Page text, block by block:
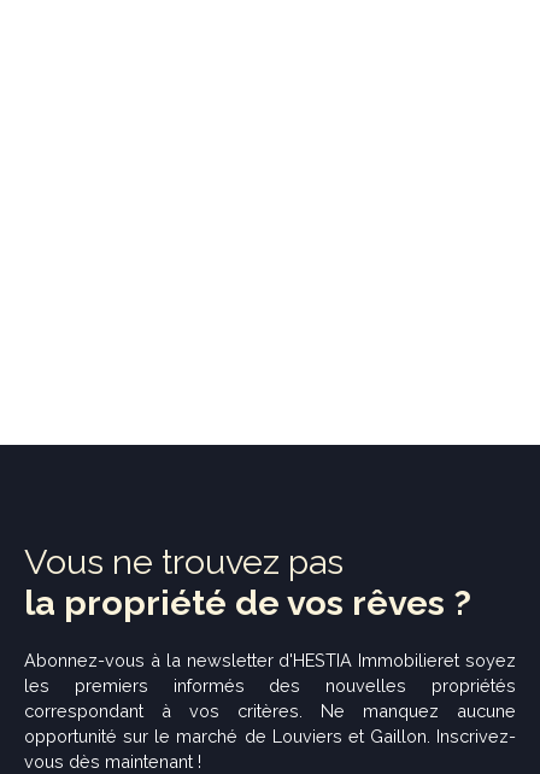
Vous ne trouvez pas
la propriété de vos rêves ?
Abonnez-vous à la newsletter d'HESTIA Immobilieret soyez
les premiers informés des nouvelles propriétés
correspondant à vos critères. Ne manquez aucune
opportunité sur le marché de Louviers et Gaillon. Inscrivez-
vous dès maintenant !